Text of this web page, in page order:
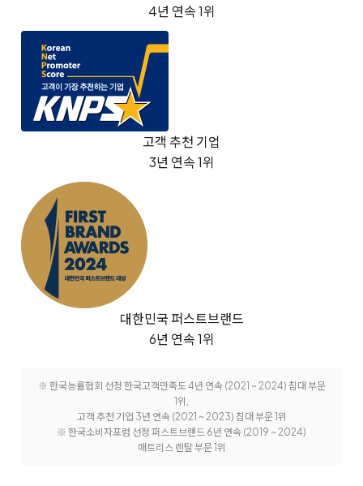
4년 연속 1위
고객 추천 기업
3년 연속 1위
대한민국 퍼스트브랜드
6년 연속 1위
※ 한국능률협회 선정 한국고객만족도 4년 연속 (2021 ~ 2024) 침대 부문
1위,
고객 추천 기업 3년 연속 (2021 ~ 2023) 침대 부문 1위
※ 한국소비자포럼 선정 퍼스트브랜드 6년 연속 (2019 ~ 2024)
매트리스 렌탈 부문 1위